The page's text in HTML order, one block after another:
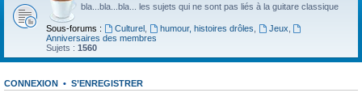
bla...bla...bla... les sujets qui ne sont pas liés à la guitare classique
Sous-forums : Culturel, humour, histoires drôles Jeux
Anniversaires des membres
Sujets : 1560
CONNEXION • S’ENREGISTRER